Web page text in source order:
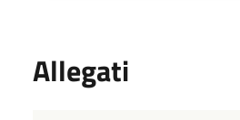
Allegati